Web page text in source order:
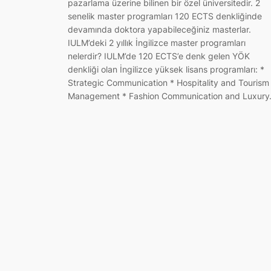
pazarlama üzerine bilinen bir özel üniversitedir. 2
senelik master programları 120 ECTS denkliğinde
devamında doktora yapabileceğiniz masterlar.
IULM’deki 2 yıllık İngilizce master programları
nelerdir? IULM’de 120 ECTS’e denk gelen YÖK
denkliği olan İngilizce yüksek lisans programları: *
Strategic Communication * Hospitality and Tourism
Management * Fashion Communication and